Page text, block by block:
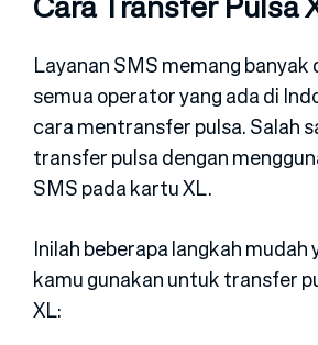
Layanan SMS memang banyak
semua operator yang ada di
cara mentransfer pulsa. Salah
transfer pulsa dengan
SMS pada kartu XL.
Inilah beberapa langkah mudah
kamu gunakan untuk transfer
XL: